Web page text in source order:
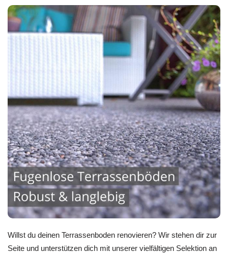
Willst du deinen Terrassenboden renovieren? Wir stehen dir zur
Seite und unterstützen dich mit unserer vielfältigen Selektion an